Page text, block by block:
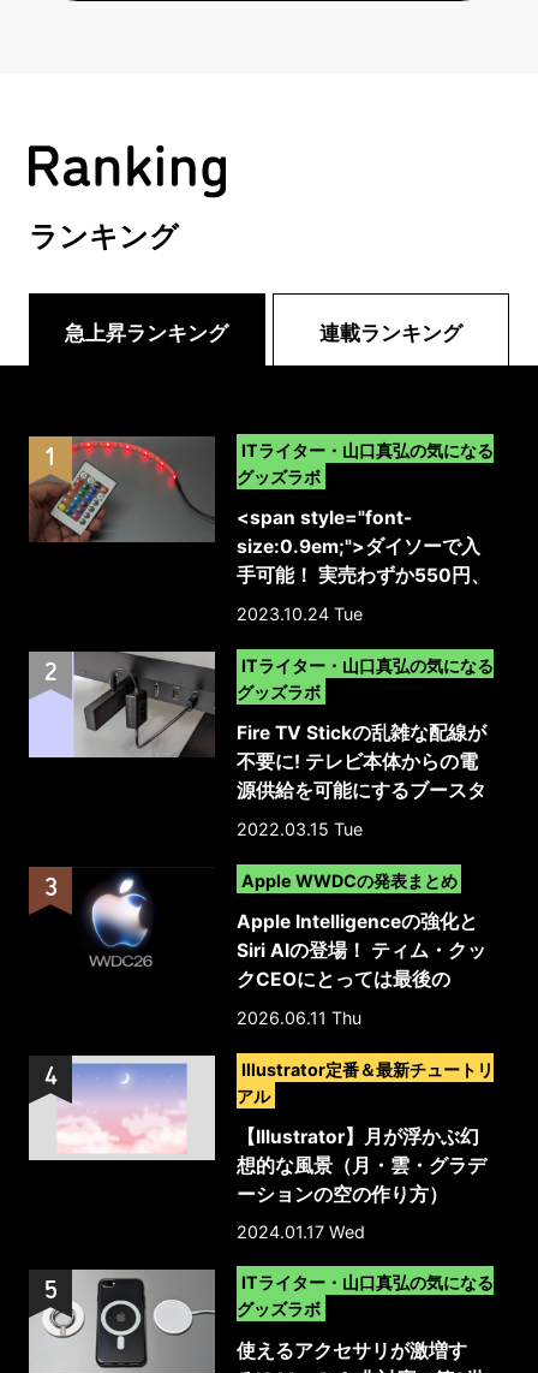
ランキング
急上昇ランキング
ITライター・山口真弘の気になる
グッズラボ
<span style="font-
size:0.9em;">ダイソーで入
手可能！ 実売わずか550円、
リモコン添付で明るさ調整や
の格安テープライト（上位バ
ージョンの新製品）</span>
2023.10.24 Tue
ITライター・山口真弘の気になる
グッズラボ
Fire TV Stickの乱雑な配線が
不要に! テレビ本体からの電
源供給を可能にするブースタ
ーケーブル
2022.03.15 Tue
Apple WWDCの発表まとめ
Apple Intelligenceの強化と
Siri AIの登場！ ティム・クッ
クCEOにとっては最後の
WWDC
2026.06.11 Thu
Illustrator定番＆最新チュートリ
アル
【Illustrator】月が浮かぶ幻
想的な風景（月・雲・グラデ
ーションの空の作り方）
2024.01.17 Wed
ITライター・山口真弘の気になる
グッズラボ
使えるアクセサリが激増す
連載ランキング